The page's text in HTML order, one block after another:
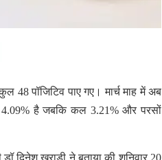
पॉजिटिव पाए गए। मार्च माह में अब
है जबकि कल 3.21% और परसों
दिनेश खराड़ी ने बताया की शनिवार 20